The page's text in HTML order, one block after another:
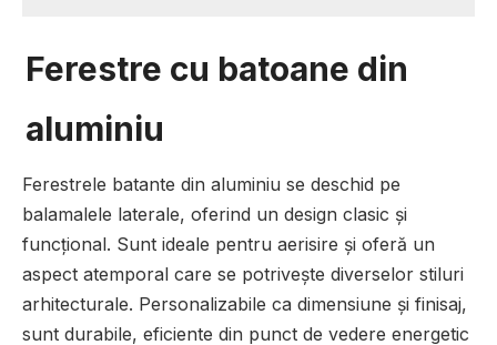
Ferestre cu batoane din
aluminiu
Ferestrele batante din aluminiu se deschid pe
balamalele laterale, oferind un design clasic și
funcțional. Sunt ideale pentru aerisire și oferă un
aspect atemporal care se potrivește diverselor stiluri
arhitecturale. Personalizabile ca dimensiune și finisaj,
sunt durabile, eficiente din punct de vedere energetic